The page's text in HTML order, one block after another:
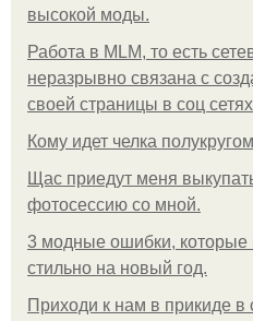
высокой моды.
Работа в MLM, то есть
неразрывно связана с
своей страницы в соц
Кому идет челка
Щас приедут меня
фотосессию со мной.
3 модные ошибки,
стильно на новый год.
Приходи к нам в прикиде в